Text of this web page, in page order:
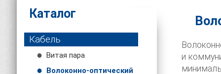
Каталог
Кабель
Витая пара
Волоконно-оптический
и